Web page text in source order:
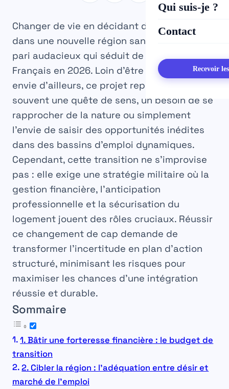
Qui suis-je ?
Contact
Recevoir
Changer de vie en décidant de déménager
dans une nouvelle région sans emploi est un
pari audacieux qui séduit de plus en plus de
Français en 2026. Loin d’être une simple
envie d’ailleurs, ce projet représente
souvent une quête de sens, un besoin de se
rapprocher de la nature ou simplement
l’envie de saisir des opportunités inédites
dans des bassins d’emploi dynamiques.
Cependant, cette transition ne s’improvise
pas : elle exige une stratégie militaire où la
gestion financière, l’anticipation
professionnelle et la sécurisation du
logement jouent des rôles cruciaux. Réussir
ce changement de cap demande de
transformer l’incertitude en plan d’action
structuré, minimisant les risques pour
maximiser les chances d’une intégration
réussie et durable.
Sommaire
1. Bâtir une forteresse financière : le budget de
transition
2. Cibler la région : l’adéquation entre désir et
marché de l’emploi